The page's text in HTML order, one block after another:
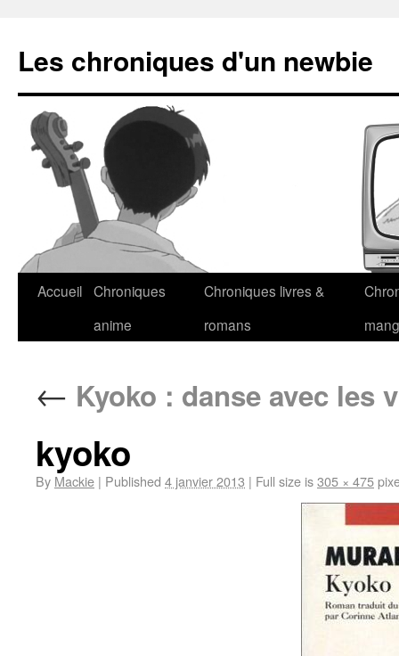
Les chroniques d'un newbie
Accueil Chroniques
anime
Chroniques livres &
romans
← Kyoko : danse avec les
kyoko
By Mackie | Published 4 janvier 2013 | Full size is305 × 475